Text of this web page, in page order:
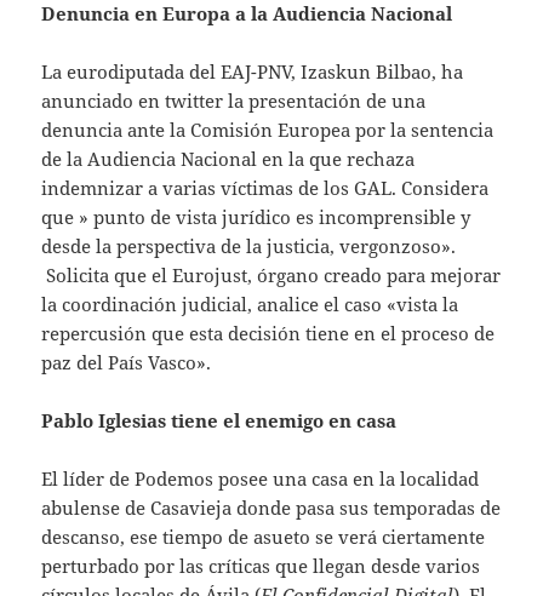
Denuncia en Europa a la Audiencia Nacional
La eurodiputada del EAJ-PNV, Izaskun Bilbao, ha
anunciado en twitter la presentación de una
denuncia ante la Comisión Europea por la sentencia
de la Audiencia Nacional en la que rechaza
indemnizar a varias víctimas de los GAL. Considera
que » punto de vista jurídico es incomprensible y
desde la perspectiva de la justicia, vergonzoso».
Solicita que el Eurojust, órgano creado para mejorar
la coordinación judicial, analice el caso «vista la
repercusión que esta decisión tiene en el proceso de
paz del País Vasco».
Pablo Iglesias tiene el enemigo en casa
El líder de Podemos posee una casa en la localidad
abulense de Casavieja donde pasa sus temporadas de
descanso, ese tiempo de asueto se verá ciertamente
perturbado por las críticas que llegan desde varios